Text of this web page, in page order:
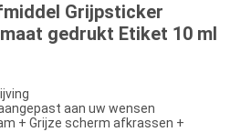
Grijpsticker
gedrukt Etiket 10 ml
aan uw wensen
+ Grijze scherm afkrassen +